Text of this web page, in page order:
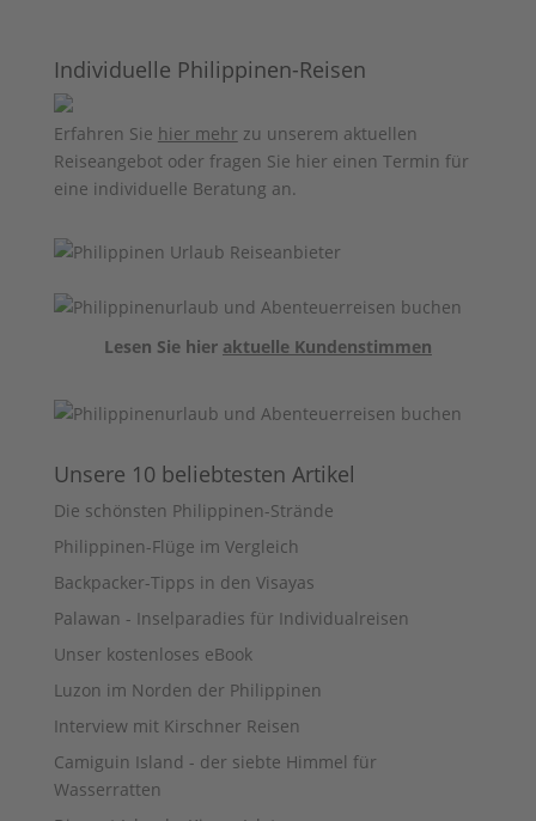
Individuelle Philippinen-Reisen
Erfahren Sie hier mehr zu unserem aktuellen
Reiseangebot oder fragen Sie hier einen Termin für
eine individuelle Beratung an.
Lesen Sie hier aktuelle Kundenstimmen
Unsere 10 beliebtesten Artikel
Die schönsten Philippinen-Strände
Philippinen-Flüge im Vergleich
Backpacker-Tipps in den Visayas
Palawan - Inselparadies für Individualreisen
Unser kostenloses eBook
Luzon im Norden der Philippinen
Interview mit Kirschner Reisen
Camiguin Island - der siebte Himmel für
Wasserratten